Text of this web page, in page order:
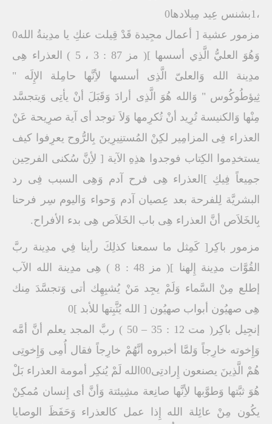
،1بشنس عِيد مِيلادها0
مزمور عشية [ أعمال مجِيدة قَدْ قِيلت عنكِ يا مدِينةُ الله0
وَهُوَ العليُّ الَّذِي أسسها ]( مز 87 : 3 ، 5 ) العذراء هِى
مدِينة الله وَالعلىّ الَّذِى أسسها لأِنَّها حامِلة الإِلَه "
ثِيؤطُوكُوس " وَالله هُوَ الَّذِى أرادَ وَقَبَلَ أنْ يأتِى وَيتجسَّد
مِنْها وَالكنيسة تُرِيد أنْ تُكرِمها وَلاَ توجد أى آية صرِيحة عَنْ
العذراء فِى المزامِير لكِنْ المُستنِيرِينَ بِالرُّوح يعرِفوا كيف
يستخدِموا الكِتاب فوجدوا هذِهِ الآية [ لأِنَّ سُكنى الفرحِين
جمِيعاً فِيكِ ]العذراء هِى فرح آدم وَهِى السبب فِى رد
البشريَّة لِلفرحة بعد عِصيان آدم وَحواء وَاليوم سِر فرحنا
بِالخَلاَص أنَّ العذراء هِى باب الخَلاَص هِى بدء الأفراح.
مزمور باكِر[ كَمِثل ما سمعنا كذلِكَ رأينا فِي مدِينة ربَّ
القُوَّات مدِينة إِلهنا ]( مز 48 : 8 ) هِى مدِينة الله الآب
إطلع مِنْ السَّماء وَلَمْ يجِد مَنْ يُشبِهِك أتى وَتجسَّدَ مِنك
هِى صهيُون أبواب صهيُون [ الله يُثَّبِتها للأبد ]0
إنجِيل باكِر( مت 12 : 35 – 50 ) ربَّ المجد يعلم أنَّ أمَّه
وَإِخوته خارِجاً وَلمَّا أخبروه أنَّهُمْ خارِجاً فقال أُمِى وَإِخوتِى
هُمْ الَّذِينَ يصنعون إِرادتِى00الله لَمْ يُنكِر أمومة العذراء بَلْ
هُوَ ثبَّتها وَطوَّبها لأِنَّها صانِعة مشِيئتة وَأنَّ أى إِنسان مُمكِنْ
يكُون مِنْ عائِلة الله إِذا عمل كالعذراء وَحَفَظَ الوصايا